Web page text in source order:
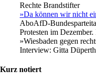
Rechte Brandstifter
»Da können wir nicht
AboAfD-
Protesten im
»Wiesbaden gegen
Interview: Gitta
Kurz notiert